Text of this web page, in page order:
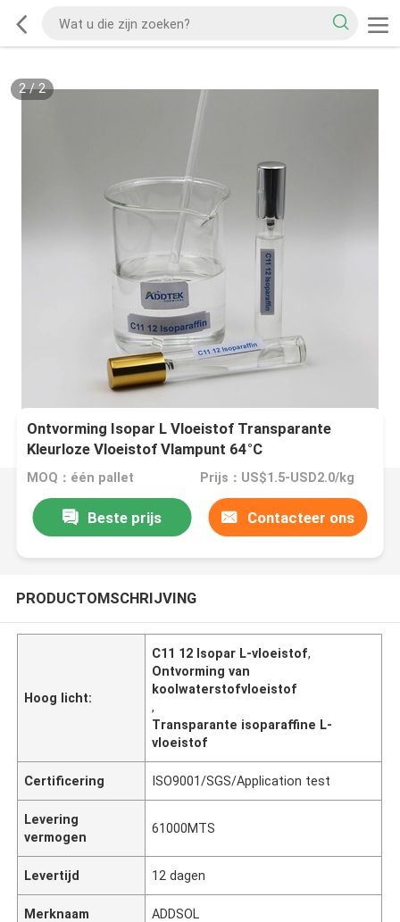
2/2
Ontvorming Isopar L Vloeistof Transparante
Kleurloze Vloeistof Vlampunt 64°C
MOQ：één pallet Prijs：US$1.5-USD2.0/kg
Beste prijs Contacteer ons
PRODUCTOMSCHRIJVING
Hoog licht:
C11 12 Isopar L-vloeistof,
Ontvorming van
koolwaterstofvloeistof
,
Transparante isoparaffine L-
vloeistof
Certificering ISO9001/SGS/Application test
Levering
vermogen
61000MTS
Levertijd 12 dagen
Merknaam ADDSOL